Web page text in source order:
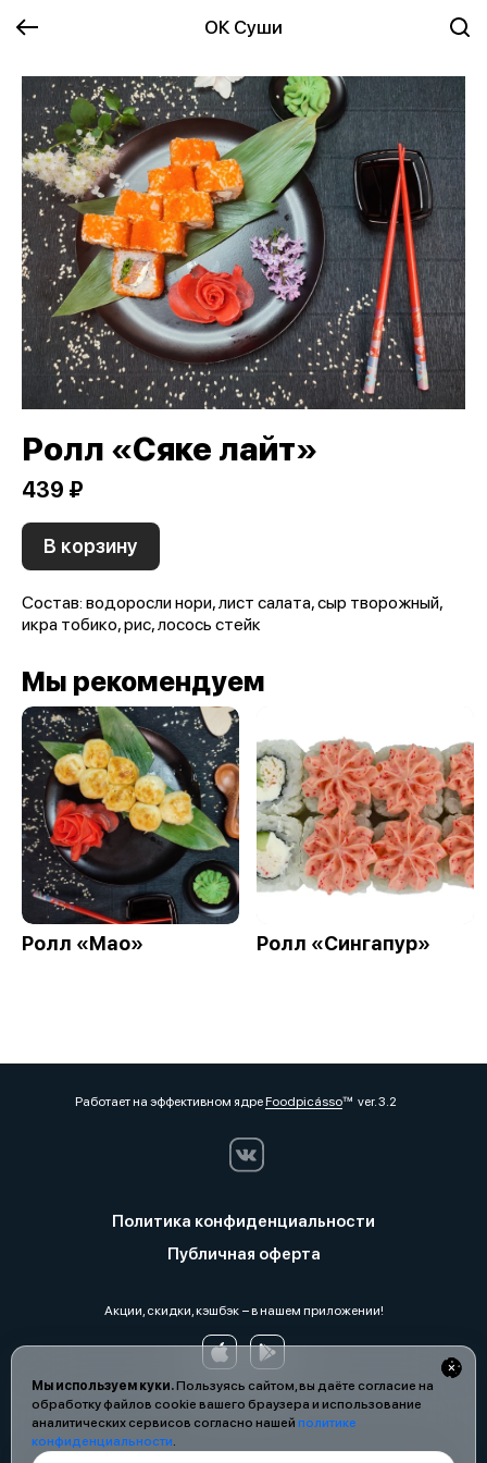
ОК Суши
Мы используем куки.Пользуясь сайтом, вы даёте согласие на
обработку файлов cookie вашего браузера и использование
аналитических сервисов согласно нашей политике
конфиденциальности.
Ролл «Сяке лайт»
439 ₽
В корзину
Состав: водоросли нори, лист салата, сыр творожный,
икра тобико, рис, лосось стейк
Мы рекомендуем
Ролл «Мао» Ролл «Сингапур»
Работает на эффективном ядреFoodpicássover. 3.2
Политика конфиденциальности
Публичная оферта
Акции, скидки, кэшбэк − в нашем приложении!